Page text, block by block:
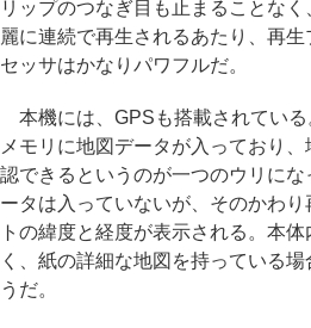
リップのつなぎ目も止まることなく
麗に連続で再生されるあたり、再生
セッサはかなりパワフルだ。
本機には、GPSも搭載されてい
メモリに地図データが入っており
認できるというのが一つのウリに
ータは入っていないが、そのかわ
トの緯度と経度が表示される。本
く、紙の詳細な地図を持っている
うだ。